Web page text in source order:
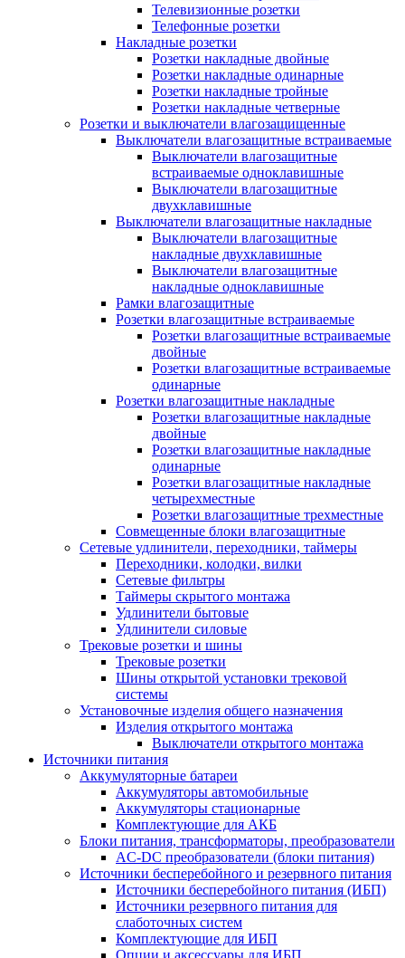
Телевизионные розетки
Телефонные розетки
Накладные розетки
Розетки накладные двойные
Розетки накладные одинарные
Розетки накладные тройные
Розетки накладные четверные
Розетки и выключатели влагозащищенные
Выключатели влагозащитные встраиваемые
Выключатели влагозащитные
встраиваемые одноклавишные
Выключатели влагозащитные
двухклавишные
Выключатели влагозащитные накладные
Выключатели влагозащитные
накладные двухклавишные
Выключатели влагозащитные
накладные одноклавишные
Рамки влагозащитные
Розетки влагозащитные встраиваемые
Розетки влагозащитные встраиваемые
двойные
Розетки влагозащитные встраиваемые
одинарные
Розетки влагозащитные накладные
Розетки влагозащитные накладные
двойные
Розетки влагозащитные накладные
одинарные
Розетки влагозащитные накладные
четырехместные
Розетки влагозащитные трехместные
Совмещенные блоки влагозащитные
Сетевые удлинители, переходники, таймеры
Переходники, колодки, вилки
Сетевые фильтры
Таймеры скрытого монтажа
Удлинители бытовые
Удлинители силовые
Трековые розетки и шины
Трековые розетки
Шины открытой установки трековой
системы
Установочные изделия общего назначения
Изделия открытого монтажа
Выключатели открытого монтажа
Источники питания
Аккумуляторные батареи
Аккумуляторы автомобильные
Аккумуляторы стационарные
Комплектующие для АКБ
Блоки питания, трансформаторы, преобразователи
AC-DC преобразователи (блоки питания)
Источники бесперебойного и резервного питания
Источники бесперебойного питания (ИБП)
Источники резервного питания для
слаботочных систем
Комплектующие для ИБП
Опции и аксессуары для ИБП